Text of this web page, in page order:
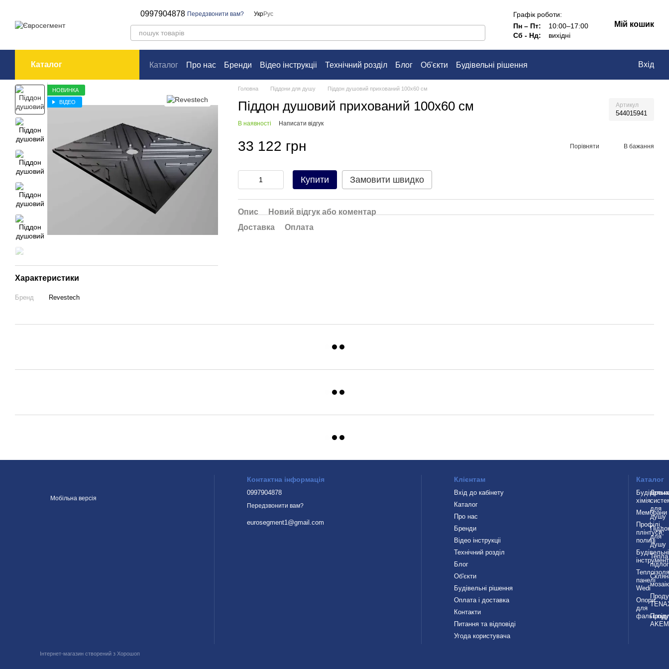
0997904878 Передзвонити вам? УкрРус
Графік роботи:
Пн – Пт:
10:00–17:00
Сб - Нд:
вихідні
Мій кошик
Каталог Каталог Про нас Бренди Відео інструкціі Технічний розділ Блог Об'єкти
Будівельні рішення
Вхід
НОВИНКА
ВІДЕО
Характеристики
Бренд Revestech
Головна Піддони для душу Піддон душовий прихований 100х60 см
Піддон душовий прихований 100х60 см Артикул
544015941
В наявності Написати відгук
33 122 грн Порівняти В бажання
Купити Замовити швидко
Опис
Новий відгук або коментар
Доставка
Оплата
Мобільна версія
Інтернет-магазин створений з Хорошоп
Контактна інформація
0997904878
Передзвонити вам?
eurosegment1@gmail.com
Клієнтам
Вхід до кабінету
Каталог
Про нас
Бренди
Відео інструкціі
Технічний розділ
Блог
Об'єкти
Будівельні рішення
Оплата і доставка
Контакти
Питання та відповіді
Угода користувача
Каталог
хімія
Мембрани
Профілі,
плінтуси,
полиці
Будівельні
панелі
Wedi
Опори
для
для
душу
для
душу
Тепла